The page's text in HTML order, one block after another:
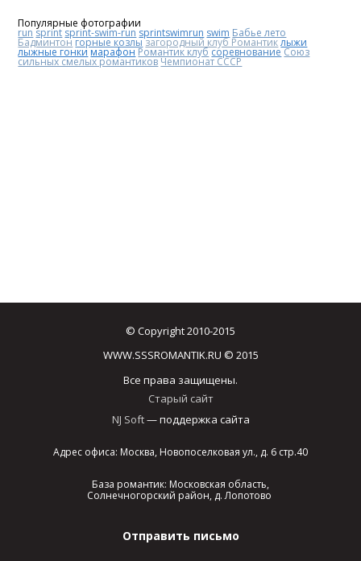
Популярные фотографии
run sprint sprint-swim-run sprintswimrun swim Бабье лето
Бадминтонгорные козлы загородный клуб Романтиклыжи
лыжные гонки марафонРомантик клубсоревнованиеСоюз
сильных смелых романтиковЧемпионат СССР
© Copyright 2010-2015
WWW.SSSROMANTIK.RU © 2015
Все права защищены.
Старый сайт
NJ Soft— поддержка сайта
Адрес офиса: Москва, Новопоселковая ул., д. 6 стр.40
База романтик: Московская область,
Солнечногорский район, д. Лопотово
Отправить письмо